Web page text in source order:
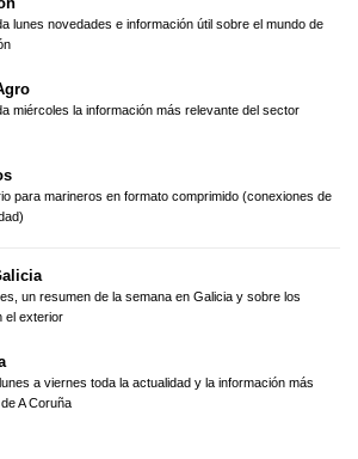
lunes novedades e información útil sobre el mundo de
miércoles la información más relevante del sector
para marineros en formato comprimido (conexiones de
un resumen de la semana en Galicia y sobre los
el exterior
a viernes toda la actualidad y la información más
A Coruña